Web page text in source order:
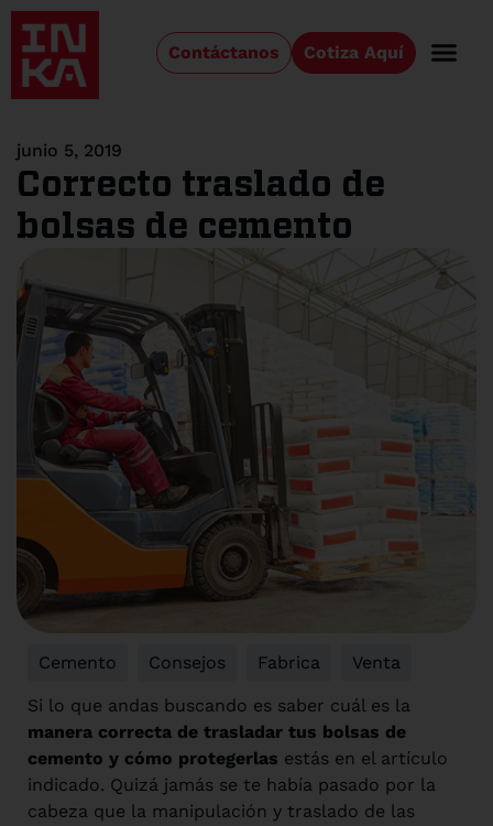
Cotiza Aquí
Contáctanos
junio 5, 2019
Correcto traslado de
bolsas de cemento
Cemento Consejos Fabrica Venta
Si lo que andas buscando es saber cuál es la
manera correcta de trasladar tus bolsas de
cemento y cómo protegerlas estás en el artículo
indicado. Quizá jamás se te había pasado por la
cabeza que la manipulación y traslado de las